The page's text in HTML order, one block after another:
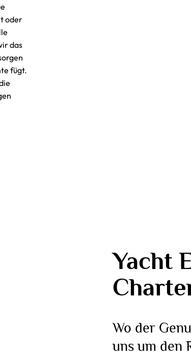
oder
das
fügt.
Yacht
Wo der
uns um den